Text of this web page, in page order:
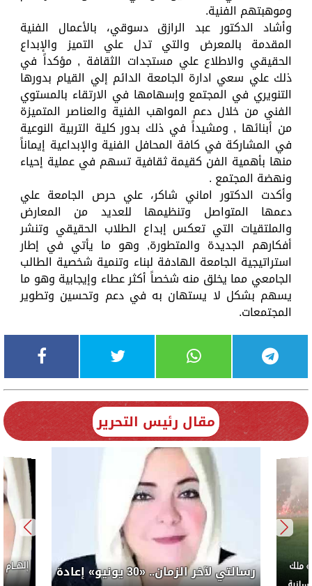
وموهبتهم الفنية.
وأشاد الدكتور عبد الرازق دسوقي، بالأعمال الفنية
المقدمة بالمعرض والتي تدل علي التميز والإبداع
الحقيقي والاطلاع علي مستجدات الثقافة , مؤكداً في
ذلك علي سعي ادارة الجامعة الدائم إلي القيام بدورها
التنويري في المجتمع وإسهامها في الارتقاء بالمستوي
الفني من خلال دعم المواهب الفنية والعناصر المتميزة
من أبنائها , ومشيداً في ذلك بدور كلية التربية النوعية
في المشاركة في كافة المحافل الفنية والإبداعية إيماناً
منها بأهمية الفن كقيمة ثقافية تسهم في عملية إحياء
ونهضة المجتمع .
وأكدت الدكتور اماني شاكر، علي حرص الجامعة علي
دعمها المتواصل وتنظيمها للعديد من المعارض
والملتقيات التي تعكس إبداع الطلاب الحقيقي وتنشر
أفكارهم الجديدة والمتطورة, وهو ما يأتي في إطار
استراتيجية الجامعة الهادفة لبناء وتنمية شخصية الطالب
الجامعي مما يخلق منه شخصاً أكثر عطاء وإيجابية وهو ما
يسهم بشكل لا يستهان به في دعم وتحسين وتطوير
المجتمعات.
مقال رئيس التحرير
رسالتي لآخر الزمان.. «30 يونيو» إعادة
ملك